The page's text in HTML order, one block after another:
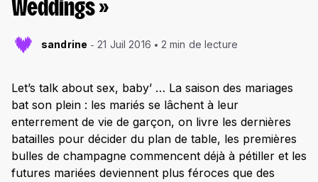
Weddings »
sandrine 21 Juil 2016 2 min de lecture
Let’s talk about sex, baby’ … La saison des mariages
bat son plein : les mariés se lâchent à leur
enterrement de vie de garçon, on livre les dernières
batailles pour décider du plan de table, les premières
bulles de champagne commencent déjà à pétiller et les
futures mariées deviennent plus féroces que des